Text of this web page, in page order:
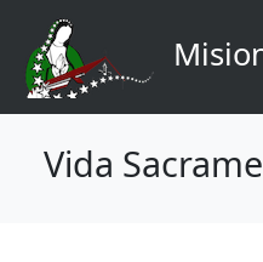
Aller au contenu principal
Navigation principale
Vida